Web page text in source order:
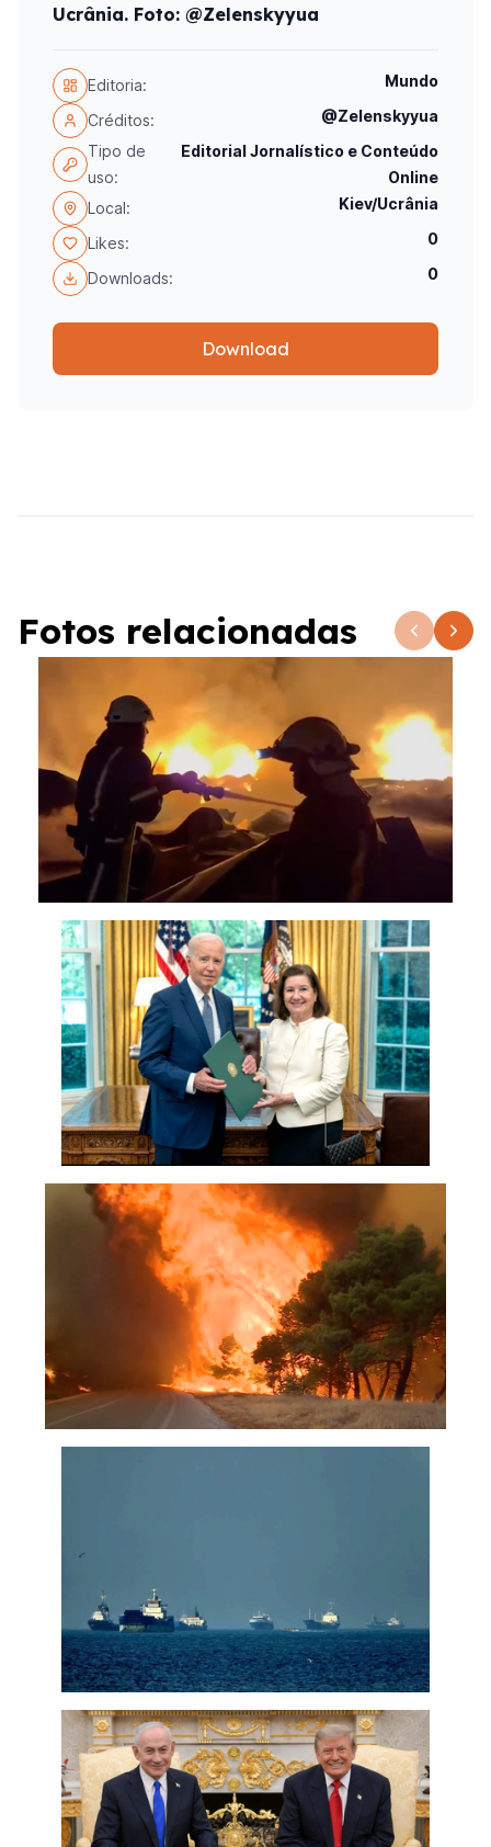
Ucrânia. Foto: @Zelenskyyua
Editoria: Mundo
Créditos:
@Zelenskyyua
Tipo de
uso:
Editorial Jornalístico e Conteúdo
Online
Local:
Kiev/Ucrânia
Likes: 0
Downloads: 0
Download
Fotos relacionadas